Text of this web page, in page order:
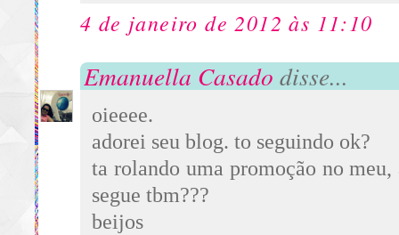
4 de janeiro de 2012 às 11:10
Emanuella Casado disse...
oieeee.
adorei seu blog. to seguindo ok?
ta rolando uma promoção no
segue tbm???
beijos